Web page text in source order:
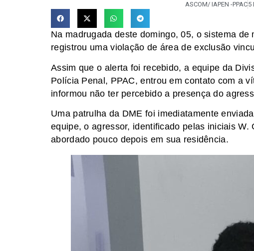
ASCOM/ IAPEN -PPAC5
Na madrugada deste domingo, 05, o sistema
registrou uma violação de área de exclusão
Assim que o alerta foi recebido, a equipe da
Polícia Penal, PPAC, entrou em contato com a
informou não ter percebido a presença do
Uma patrulha da DME foi imediatamente
equipe, o agressor, identificado pelas iniciais
abordado pouco depois em sua residência.